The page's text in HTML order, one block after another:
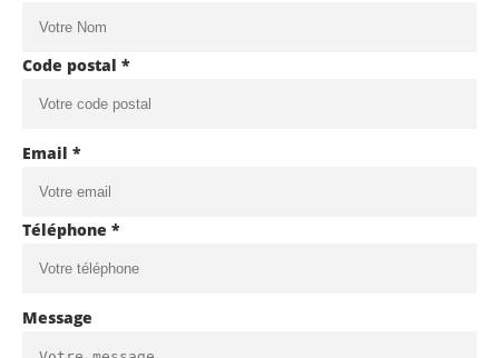
Code postal *
Email *
Téléphone *
Message